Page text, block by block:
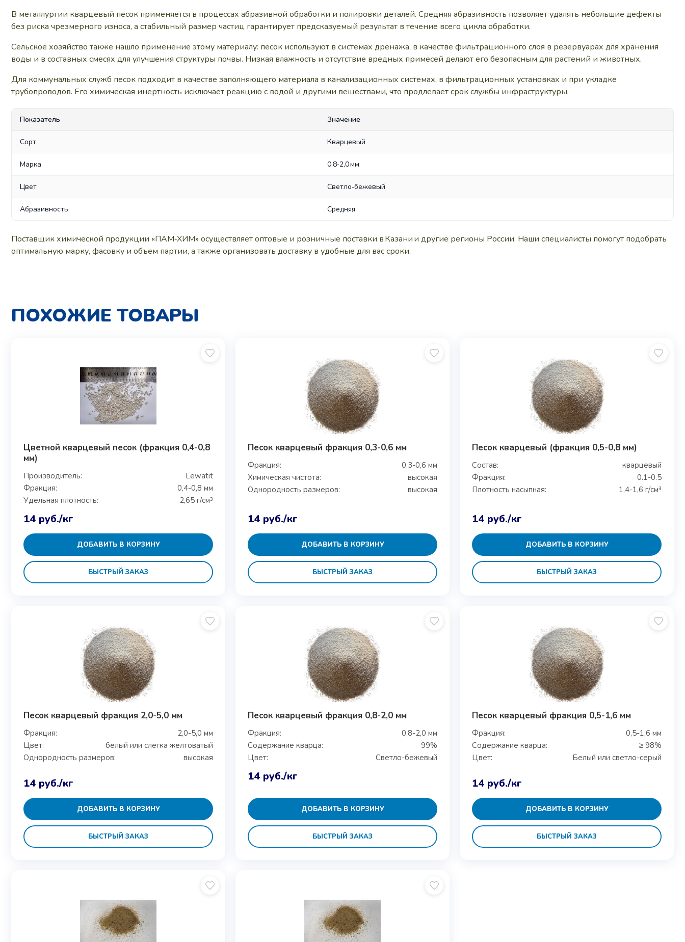
В металлургии кварцевый песок применяется в процессах абразивной обработки и полировки деталей. Средняя абразивность позволяет удалять небольшие дефекты
без риска чрезмерного износа, а стабильный размер частиц гарантирует предсказуемый результат в течение всего цикла обработки.
Сельское хозяйство также нашло применение этому материалу: песок используют в системах дренажа, в качестве фильтрационного слоя в резервуарах для хранения
воды и в составных смесях для улучшения структуры почвы. Низкая влажность и отсутствие вредных примесей делают его безопасным для растений и животных.
Для коммунальных служб песок подходит в качестве заполняющего материала в канализационных системах, в фильтрационных установках и при укладке
трубопроводов. Его химическая инертность исключает реакцию с водой и другими веществами, что продлевает срок службы инфраструктуры.
Показатель Значение
Сорт Кварцевый
Марка 0,8‑2,0 мм
Цвет Светло‑бежевый
Абразивность Средняя
Поставщик химической продукции «ПАМ‑ХИМ» осуществляет оптовые и розничные поставки в Казани и другие регионы России. Наши специалисты помогут подобрать
оптимальную марку, фасовку и объем партии, а также организовать доставку в удобные для вас сроки.
ПОХОЖИЕ ТОВАРЫ
Цветной кварцевый песок (фракция 0,4-0,8
мм)
Производитель:
Lewatit
Фракция:
0,4-0,8 мм
Удельная плотность:
2,65 г/см³
14 руб./кг
ДОБАВИТЬ В КОРЗИНУ
БЫСТРЫЙ ЗАКАЗ
Песок кварцевый фракция 0,3-0,6 мм
Фракция:
0,3-0,6 мм
Химическая чистота:
высокая
Однородность размеров:
высокая
14 руб./кг
ДОБАВИТЬ В КОРЗИНУ
БЫСТРЫЙ ЗАКАЗ
Песок кварцевый (фракция 0,5-0,8 мм)
Состав:
кварцевый
Фракция:
0.1-0.5
Плотность насыпная:
1,4-1,6 г/см³
14 руб./кг
ДОБАВИТЬ В КОРЗИНУ
БЫСТРЫЙ ЗАКАЗ
Песок кварцевый фракция 2,0-5,0 мм
Фракция:
2,0-5,0 мм
Цвет:
белый или слегка желтоватый
Однородность размеров:
высокая
14 руб./кг
ДОБАВИТЬ В КОРЗИНУ
БЫСТРЫЙ ЗАКАЗ
Песок кварцевый фракция 0,8-2,0 мм
Фракция:
0,8-2,0 мм
Содержание кварца:
99%
Цвет:
Светло-бежевый
14 руб./кг
ДОБАВИТЬ В КОРЗИНУ
БЫСТРЫЙ ЗАКАЗ
Песок кварцевый фракция 0,5-1,6 мм
Фракция:
0,5-1,6 мм
Содержание кварца:
≥ 98%
Цвет:
Белый или светло-серый
14 руб./кг
ДОБАВИТЬ В КОРЗИНУ
БЫСТРЫЙ ЗАКАЗ